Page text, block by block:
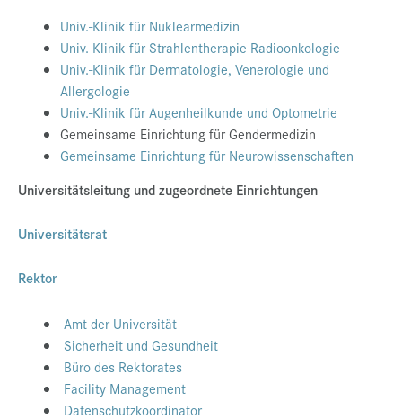
Univ.-Klinik für Nuklearmedizin
Univ.-Klinik für Strahlentherapie-Radioonkologie
Univ.-Klinik für Dermatologie, Venerologie und
Allergologie
Univ.-Klinik für Augenheilkunde und Optometrie
Gemeinsame Einrichtung für Gendermedizin
Gemeinsame Einrichtung für Neurowissenschaften
Universitätsleitung und zugeordnete Einrichtungen
Universitätsrat
Rektor
Amt der Universität
Sicherheit und Gesundheit
Büro des Rektorates
Facility Management
Datenschutzkoordinator